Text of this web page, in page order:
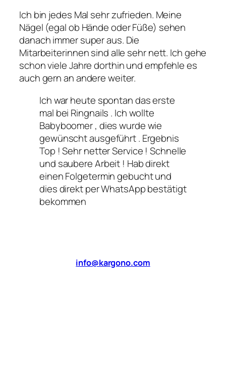
Ich bin jedes Mal sehr zufrieden. Meine
Nägel (egal ob Hände oder Füße) sehen
danach immer super aus. Die
Mitarbeiterinnen sind alle sehr nett. Ich gehe
schon viele Jahre dorthin und empfehle es
auch gern an andere weiter.
Ich war heute spontan das erste
mal bei Ringnails . Ich wollte
Babyboomer , dies wurde wie
gewünscht ausgeführt . Ergebnis
Top ! Sehr netter Service ! Schnelle
und saubere Arbeit ! Hab direkt
einen Folgetermin gebucht und
dies direkt per WhatsApp bestätigt
bekommen
info@kargono.com